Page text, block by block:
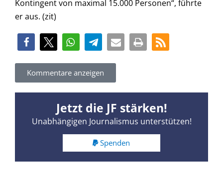
Kontingent von maximal 15.000 Personen“, führte
er aus. (zit)
Kommentare anzeigen
Jetzt die JF stärken!
Unabhängigen Journalismus unterstützen!
Spenden